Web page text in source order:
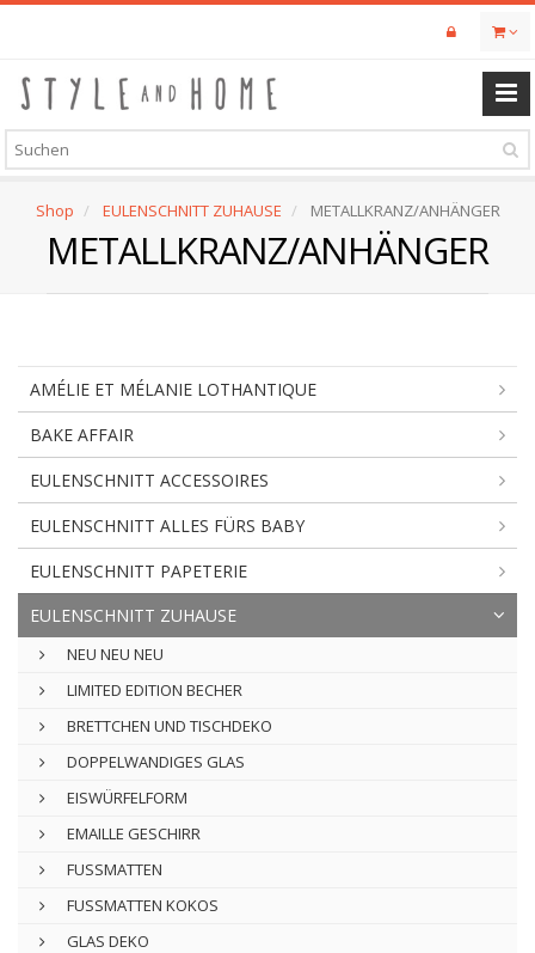
Skip
content
Shop EULENSCHNITT ZUHAUSE METALLKRANZ/ANHÄNGER
METALLKRANZ/ANHÄNGER
AMÉLIE ET MÉLANIE LOTHANTIQUE
BAKE AFFAIR
EULENSCHNITT ACCESSOIRES
EULENSCHNITT ALLES FÜRS BABY
EULENSCHNITT PAPETERIE
EULENSCHNITT ZUHAUSE
NEU NEU NEU
LIMITED EDITION BECHER
BRETTCHEN UND TISCHDEKO
DOPPELWANDIGES GLAS
EISWÜRFELFORM
EMAILLE GESCHIRR
FUSSMATTEN
FUSSMATTEN KOKOS
GLAS DEKO